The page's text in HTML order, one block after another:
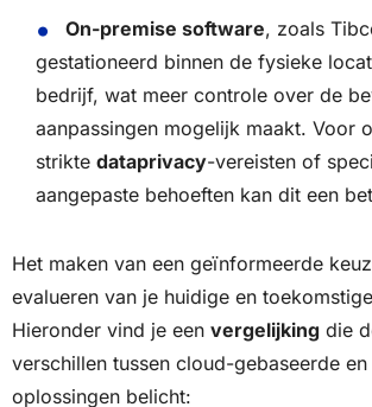
On-premise software, zoals
gestationeerd binnen de fysieke
bedrijf, wat meer controle over de
aanpassingen mogelijk maakt. Voor
strikte dataprivacy-vereisten of
aangepaste behoeften kan dit een
Het maken van een geïnformeerde
evalueren van je huidige en
Hieronder vind je een vergelijking die
verschillen tussen cloud-gebaseerde
oplossingen belicht: